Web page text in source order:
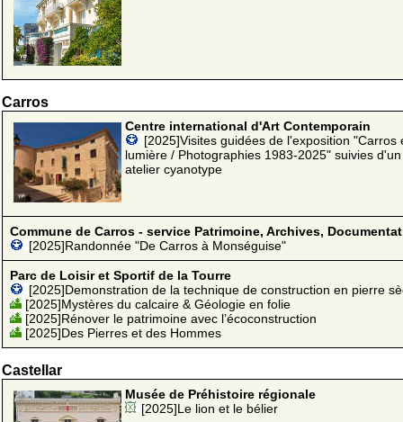
Carros
Centre international d'Art Contemporain
[2025]Visites guidées de l'exposition "Carros
lumière / Photographies 1983-2025" suivies d'un
atelier cyanotype
Commune de Carros - service Patrimoine, Archives,
[2025]Randonnée "De Carros à Monséguise"
Parc de Loisir et Sportif de la Tourre
[2025]Demonstration de la technique de construction en pierre
[2025]Mystères du calcaire & Géologie en folie
[2025]Rénover le patrimoine avec l’écoconstruction
[2025]Des Pierres et des Hommes
Castellar
Musée de Préhistoire régionale
[2025]Le lion et le bélier